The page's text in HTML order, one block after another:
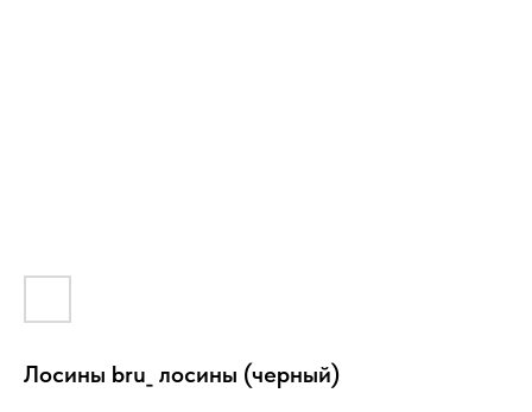
Лосины bru_ лосины (черный)